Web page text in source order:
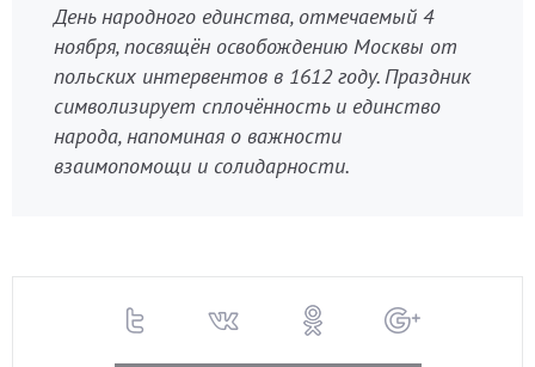
День народного единства, отмечаемый 4
ноября, посвящён освобождению Москвы от
польских интервентов в 1612 году. Праздник
символизирует сплочённость и единство
народа, напоминая о важности
взаимопомощи и солидарности.